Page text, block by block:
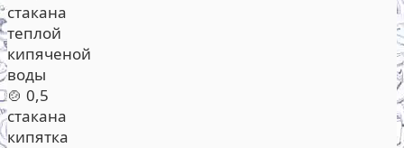
стакана
теплой
кипяченой
воды
🍲 0,5
стакана
кипятка